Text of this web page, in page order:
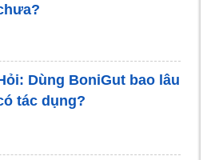
Dùng BoniGut bao lâu
tác dụng?